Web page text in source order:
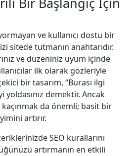
ve kullanıcı dostu bir
sitede tutmanın anahtarıdır.
ve düzeniniz uyum içinde
ilk olarak gözleriyle
bir tasarım, “Burası ilgi
yoldasınız demektir. Ancak
da önemli; basit bir
artırır.
SEO kurallarını
artırmanın en etkili